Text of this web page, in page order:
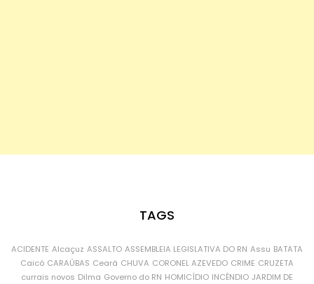
TAGS
ACIDENTE Alcaçuz ASSALTO ASSEMBLEIA LEGISLATIVA DO RN Assu BATATA
Caicó CARAÚBAS Ceará CHUVA CORONEL AZEVEDO CRIME CRUZETA
currais novos Dilma Governo do RN HOMICÍDIO INCÊNDIO JARDIM DE